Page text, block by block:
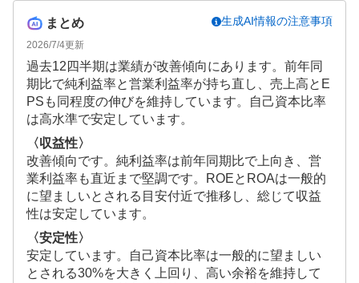
まとめ
2026/7/4更新
生成AI情報の注意事項
過去12四半期は業績が改善傾向にあります。前年同
期比で純利益率と営業利益率が持ち直し、売上高とE
PSも同程度の伸びを維持しています。自己資本比率
は高水準で安定しています。
〈収益性〉
改善傾向です。純利益率は前年同期比で上向き、営
業利益率も直近まで堅調です。ROEとROAは一般的
に望ましいとされる目安付近で推移し、総じて収益
性は安定しています。
〈安定性〉
安定しています。自己資本比率は一般的に望ましい
とされる30%を大きく上回り、高い余裕を維持して